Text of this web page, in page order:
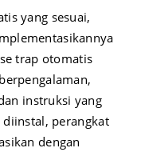
yang sesuai,
trap otomatis
instruksi yang
perangkat
dengan